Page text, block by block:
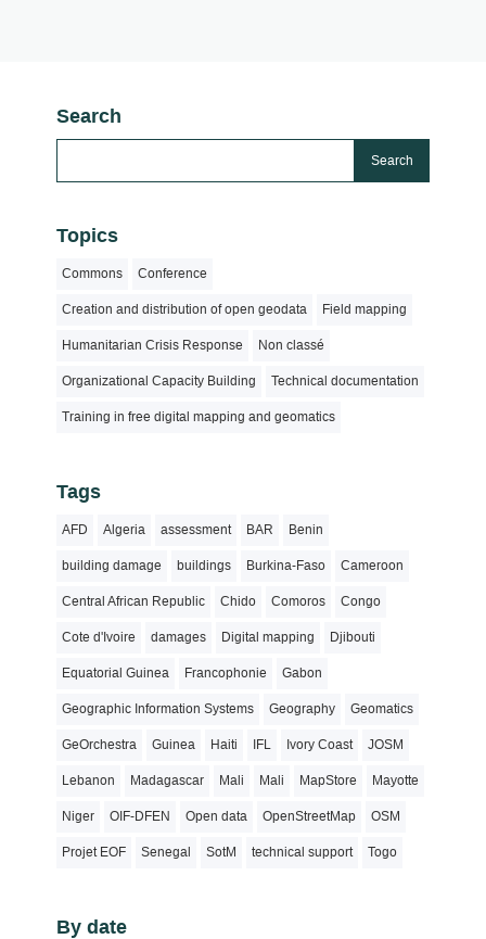
Search
Topics
Commons Conference
Creation and distribution of open geodata Field mapping
Humanitarian Crisis Response Non classé
Organizational Capacity Building Technical documentation
Training in free digital mapping and geomatics
Tags
AFD Algeria assessment BAR Benin
building damage buildings Burkina-Faso Cameroon
Central African Republic Chido Comoros Congo
Cote d'Ivoire damages Digital mapping Djibouti
Equatorial Guinea Francophonie Gabon
Geographic Information Systems Geography Geomatics
GeOrchestra Guinea Haiti IFL Ivory Coast JOSM
Lebanon Madagascar Mali Mali MapStore Mayotte
Niger OIF-DFEN Open data OpenStreetMap OSM
Projet EOF Senegal SotM technical support Togo
By date